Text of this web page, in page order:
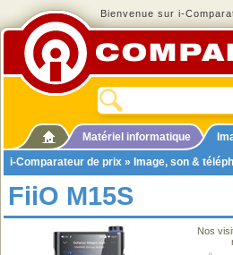
Bienvenue sur i-
Matériel informatique
i-Comparateur de prix » Image, son &
FiiO M15S
Nos